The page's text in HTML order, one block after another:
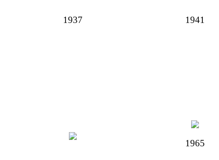
1937 1941
1965